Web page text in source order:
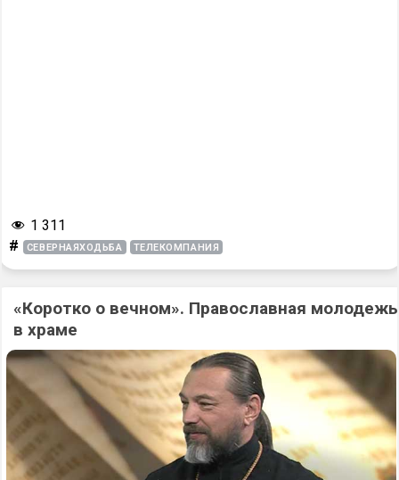
1 311
# СЕВЕРНАЯХОДЬБА ТЕЛЕКОМПАНИЯ
«Коротко о вечном». Православная молодежь
в храме